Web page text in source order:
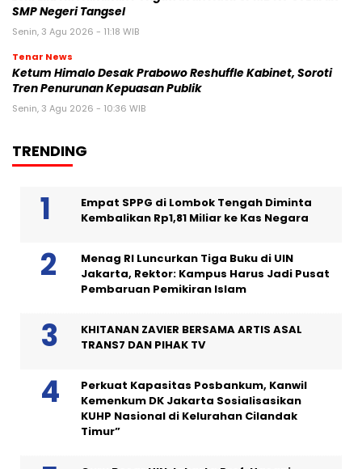
SMP Negeri Tangsel
Senin, 3 Agu 2026 - 11:18 WIB
Tenar News
Ketum Himalo Desak Prabowo Reshuffle Kabinet, Soroti
Tren Penurunan Kepuasan Publik
Senin, 3 Agu 2026 - 10:36 WIB
TRENDING
Empat SPPG di Lombok Tengah Diminta
Kembalikan Rp1,81 Miliar ke Kas Negara
Menag RI Luncurkan Tiga Buku di UIN
Jakarta, Rektor: Kampus Harus Jadi Pusat
Pembaruan Pemikiran Islam
KHITANAN ZAVIER BERSAMA ARTIS ASAL
TRANS7 DAN PIHAK TV
Perkuat Kapasitas Posbankum, Kanwil
Kemenkum DK Jakarta Sosialisasikan
KUHP Nasional di Kelurahan Cilandak
Timur”